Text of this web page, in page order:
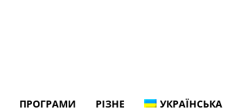
ПРОГРАМИ РІЗНЕ УКРАЇНСЬКА